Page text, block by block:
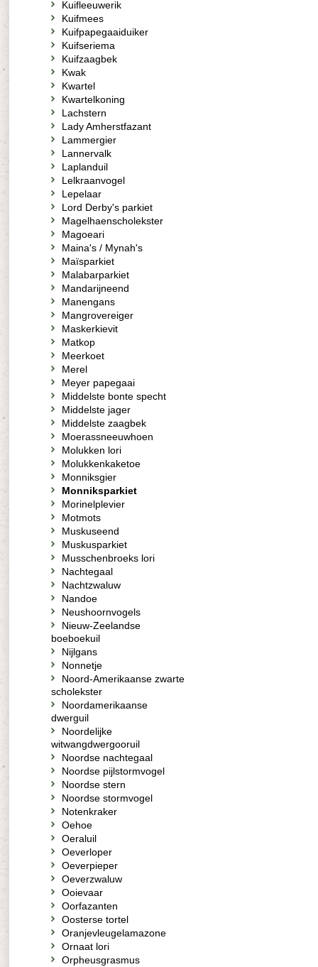
Kuifleeuwerik
Kuifmees
Kuifpapegaaiduiker
Kuifseriema
Kuifzaagbek
Kwak
Kwartel
Kwartelkoning
Lachstern
Lady Amherstfazant
Lammergier
Lannervalk
Laplanduil
Lelkraanvogel
Lepelaar
Lord Derby's parkiet
Magelhaenscholekster
Magoeari
Maina's / Mynah's
Maïsparkiet
Malabarparkiet
Mandarijneend
Manengans
Mangrovereiger
Maskerkievit
Matkop
Meerkoet
Merel
Meyer papegaai
Middelste bonte specht
Middelste jager
Middelste zaagbek
Moerassneeuwhoen
Molukken lori
Molukkenkaketoe
Monniksgier
Monniksparkiet
Morinelplevier
Motmots
Muskuseend
Muskusparkiet
Musschenbroeks lori
Nachtegaal
Nachtzwaluw
Nandoe
Neushoornvogels
Nieuw-Zeelandse
boeboekuil
Nijlgans
Nonnetje
Noord-Amerikaanse zwarte
scholekster
Noordamerikaanse
dwerguil
Noordelijke
witwangdwergooruil
Noordse nachtegaal
Noordse pijlstormvogel
Noordse stern
Noordse stormvogel
Notenkraker
Oehoe
Oeraluil
Oeverloper
Oeverpieper
Oeverzwaluw
Ooievaar
Oorfazanten
Oosterse tortel
Oranjevleugelamazone
Ornaat lori
Orpheusgrasmus